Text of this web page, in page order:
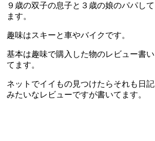
９歳の双子の息子と３歳の娘のパパして
ます。
趣味はスキーと車やバイクです。
基本は趣味で購入した物のレビュー書い
てます。
ネットでイイもの見つけたらそれも日記
みたいなレビューですが書いてます。